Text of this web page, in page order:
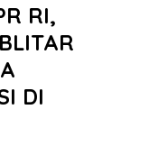
RI,
DI